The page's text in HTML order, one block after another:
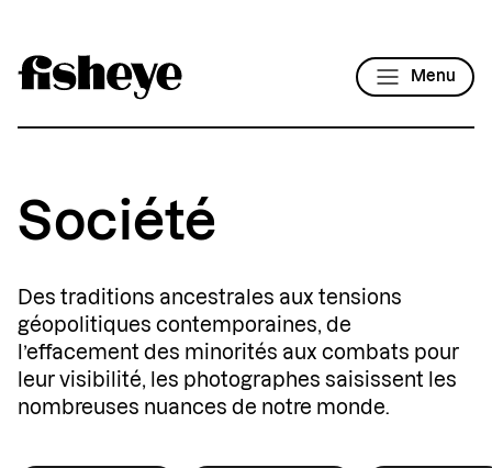
Menu
Société
Des traditions ancestrales aux tensions
géopolitiques contemporaines, de
l’effacement des minorités aux combats pour
leur visibilité, les photographes saisissent les
nombreuses nuances de notre monde.